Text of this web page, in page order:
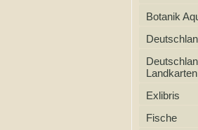
Botanik
Landkarten
Exlibris
Fische